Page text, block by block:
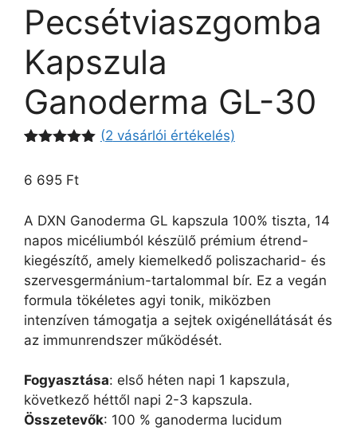
Pecsétviaszgomba
Kapszula
Ganoderma GL-30
ből,
(2 vásárlói értékelés)
6 695 Ft
A DXN Ganoderma GL kapszula 100% tiszta, 14
napos micéliumból készülő prémium étrend-
kiegészítő, amely kiemelkedő poliszacharid- és
szervesgermánium-tartalommal bír. Ez a vegán
formula tökéletes agyi tonik, miközben
intenzíven támogatja a sejtek oxigénellátását és
az immunrendszer működését.
Fogyasztása: első héten napi 1 kapszula,
következő héttől napi 2-3 kapszula.
Összetevők: 100 % ganoderma lucidum